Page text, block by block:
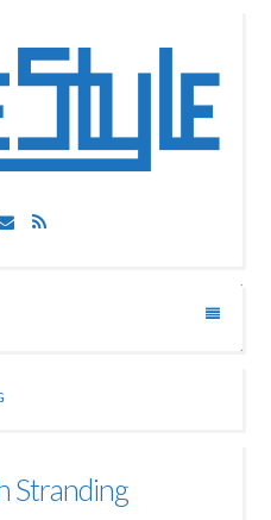
EmailRSS
Stranding